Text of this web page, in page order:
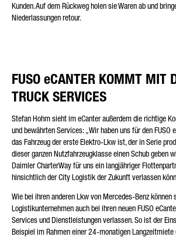
Kunden. Auf dem Rückweg holen sie Waren ab und
Niederlassungen retour.
FUSO eCANTER KOMMT MIT
TRUCK SERVICES
Stefan Hohm sieht im eCanter außerdem die richtige
und bewährten Services: „Wir haben uns für den FUSO
das Fahrzeug der erste Elektro-Lkw ist, der in Serie
dieser ganzen Nutzfahrzeugklasse einen Schub geben
Daimler CharterWay für uns ein langjähriger
hinsichtlich der City Logistik der Zukunft verlassen
Wie bei ihren anderen Lkw von Mercedes-Benz können
Logistikunternehmen auch bei ihren neuen FUSO
Services und Dienstleistungen verlassen. So ist der
Beispiel im Rahmen einer 24-monatigen Langzeitmiete